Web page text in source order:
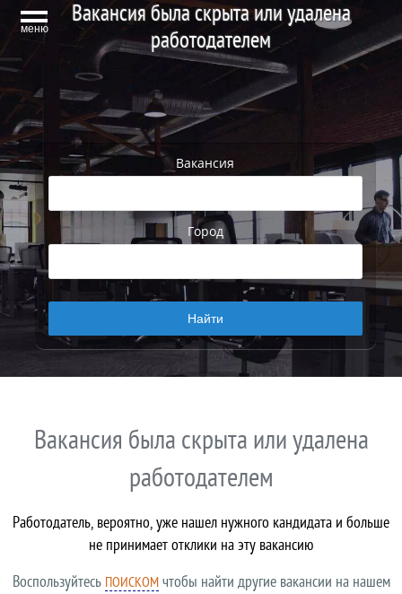
меню
Вакансия была скрыта или удалена
работодателем
Вакансия
Город
Вакансия была скрыта или удалена
работодателем
Работодатель, вероятно, уже нашел нужного кандидата и больше
не принимает отклики на эту вакансию
Воспользуйтесь ПОИСКОМчтобы найти другие вакансии на нашем